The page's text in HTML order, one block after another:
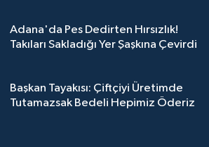
Adana'da Pes Dedirten Hırsızlık!
Takıları Sakladığı Yer Şaşkına Çevirdi
Başkan Tayakısı: Çiftçiyi Üretimde
Tutamazsak Bedeli Hepimiz Öderiz